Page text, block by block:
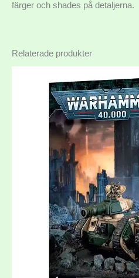
färger och shades på detaljerna.
Relaterade produkter